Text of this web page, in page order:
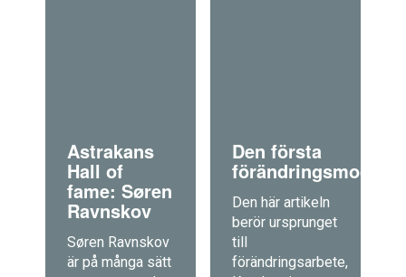
Astrakans
Hall of
fame: Søren
Ravnskov
Søren Ravnskov
är på många sätt
Den första
Den här artikeln
berör ursprunget
till
förändringsarbete,